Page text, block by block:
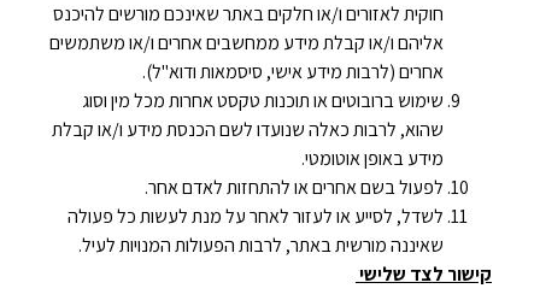
חוקית לאזורים ו/או חלקים באתר שאינכם מורשים להיכנס
אליהם ו/או קבלת מידע ממחשבים אחרים ו/או משתמשים
אחרים (לרבות מידע אישי, סיסמאות ודוא"ל).
שימוש ברובוטים או תוכנות טקסט אחרות מכל מין וסוג
שהוא, לרבות כאלה שנועדו לשם הכנסת מידע ו/או קבלת
מידע באופן אוטומטי.
לפעול בשם אחרים או להתחזות לאדם אחר.
לשדל, לסייע או לעזור לאחר על מנת לעשות כל פעולה
שאיננה מורשית באתר, לרבות הפעולות המנויות לעיל.
קישור לצד שלישי